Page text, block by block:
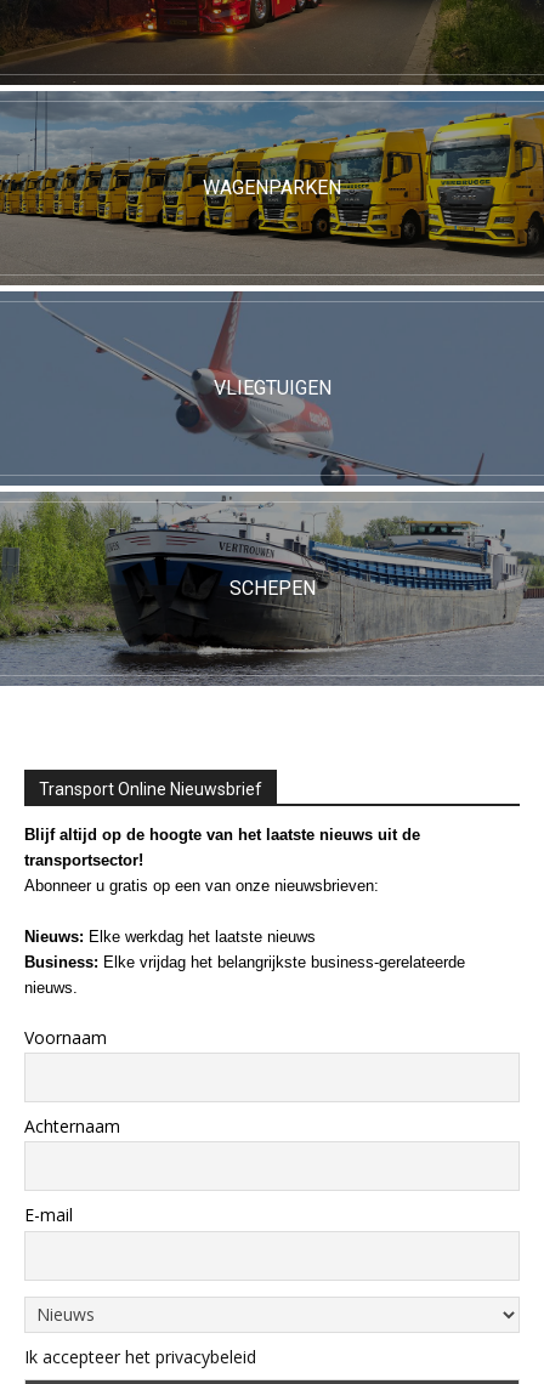
WAGENPARKEN
VLIEGTUIGEN
SCHEPEN
Transport Online Nieuwsbrief
Blijf altijd op de hoogte van het laatste nieuws uit de
transportsector!
Abonneer u gratis op een van onze nieuwsbrieven:
Nieuws: Elke werkdag het laatste nieuws
Business: Elke vrijdag het belangrijkste business-gerelateerde
nieuws.
Voornaam
Achternaam
E-mail
Ik accepteer het privacybeleid